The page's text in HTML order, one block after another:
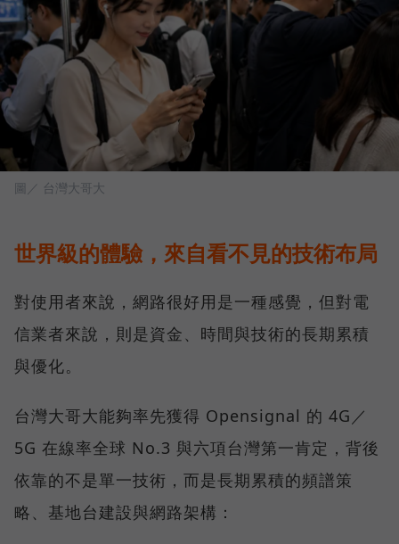
圖／ 台灣大哥大
世界級的體驗，來自看不見的技術布局
對使用者來說，網路很好用是一種感覺，但對電
信業者來說，則是資金、時間與技術的長期累積
與優化。
台灣大哥大能夠率先獲得 Opensignal 的 4G／
5G 在線率全球 No.3 與六項台灣第一肯定，背後
依靠的不是單一技術，而是長期累積的頻譜策
略、基地台建設與網路架構：